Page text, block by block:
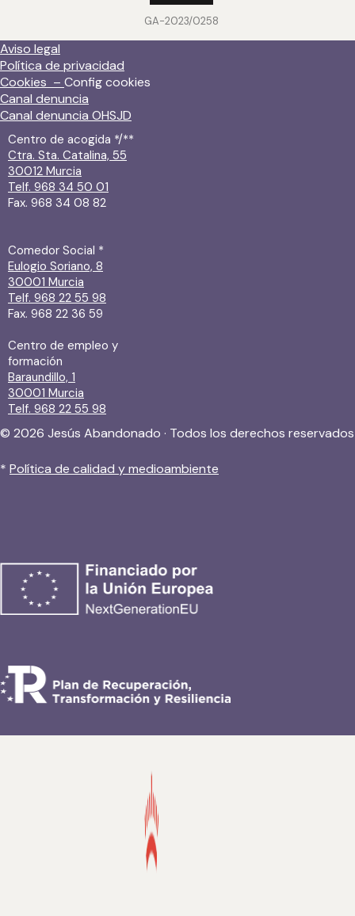
GA-2023/0258
Aviso legal
Política de privacidad
Cookies – Config cookies
Canal denuncia
Canal denuncia OHSJD
Centro de acogida */**
Ctra. Sta. Catalina, 55
30012 Murcia
Telf. 968 34 50 01
Fax. 968 34 08 82
Comedor Social *
Eulogio Soriano, 8
30001 Murcia
Telf. 968 22 55 98
Fax. 968 22 36 59
Centro de empleo y
formación
Baraundillo, 1
30001 Murcia
Telf. 968 22 55 98
© 2026 Jesús Abandonado · Todos los derechos reservados
* Política de calidad y medioambiente